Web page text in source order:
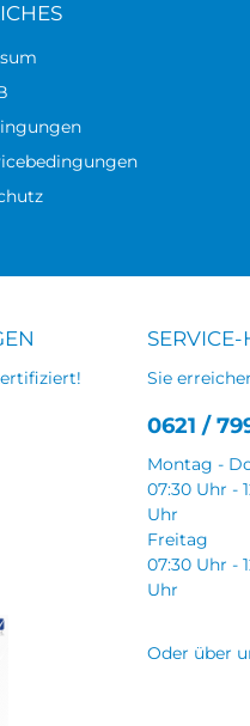
Sie
0621 /
Montag -
07:30 Uhr -
Uhr
Freitag
07:30 Uhr -
Uhr
Oder über